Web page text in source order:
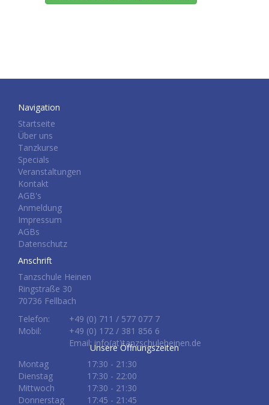
Navigation
Startseite
Über uns
Tanzkurse
Specials
Veranstaltungen
Kontakt
AGB's
Anmeldung
Impressum
AGBs
Datenschutz
Anschrift
Tanzschule Heinen
Ringstraße 30
70736 Fellbach
Telefon:
+49 (0) 711 / 577 077 7
Mobil:
+49 (0) 172 / 381 856 6
Email: info(at)tanzschuleheinen.de
Unsere Öffnungszeiten
Montag
17:30 - 21:30
Dienstag
17:30 - 22:00
Mittwoch
17:30 - 21:30
Donnerstag
17:45 - 21:45